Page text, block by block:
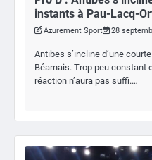
instants à Pau-Lacq-
Azurement Sport 28
Antibes s’incline d’une
Béarnais. Trop peu constant
réaction n’aura pas suffi.…